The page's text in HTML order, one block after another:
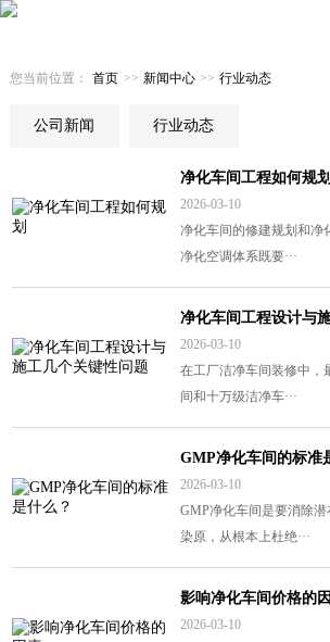
您当前位置： 首页 >> 新闻中心 >> 行业动态
公司新闻 行业动态
净化车间工程如何规划
2026-03-10
净化车间的修建规划和净
净化空调体系既要···
净化车间工程设计与
2026-03-10
在工厂洁净车间装修中，
间和十万级洁净车···
GMP净化车间的标准
2026-03-10
GMP净化车间是要消除
染原，从根本上杜绝···
影响净化车间价格的
2026-03-10